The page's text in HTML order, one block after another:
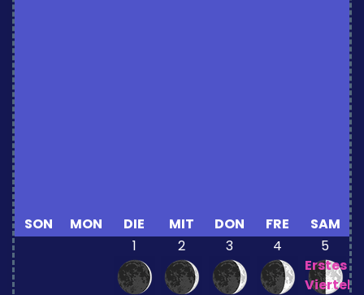
SON MON DIE MIT DON FRE
SAM
1
2 3 4
5
Erstes
Viertel